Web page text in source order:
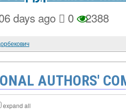
days ago 0 2388
AUTHORS'
expand all